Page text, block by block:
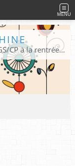
MENU
Blog destiné à partager mon travail. En GS/CP à la rentrée 2026/2027 !